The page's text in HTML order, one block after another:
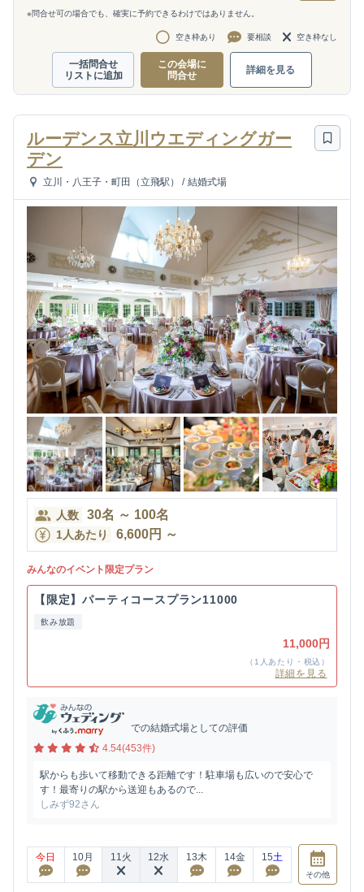
※問合せ可の場合でも、確実に予約できるわけではありません。
空き枠あり 要相談 空き枠なし
一括問合せ
リストに追加
この会場に
問合せ
詳細を見る
ルーデンス立川ウエディングガー
デン
立川・八王子・町田（立飛駅） / 結婚式場
人数 30名 ～ 100名
1人あたり 6,600円 ～
みんなのイベント限定プラン
【限定】パーティコースプラン11000
飲み放題
11,000円
（1人あたり・税込）
詳細を見る
での結婚式場としての評価
4.54(453件)
駅からも歩いて移動できる距離です！駐車場も広いので安心で
す！最寄りの駅から送迎もあるので...
しみず92さん
今日 10月 11火 12水 13木 14金 15土
その他